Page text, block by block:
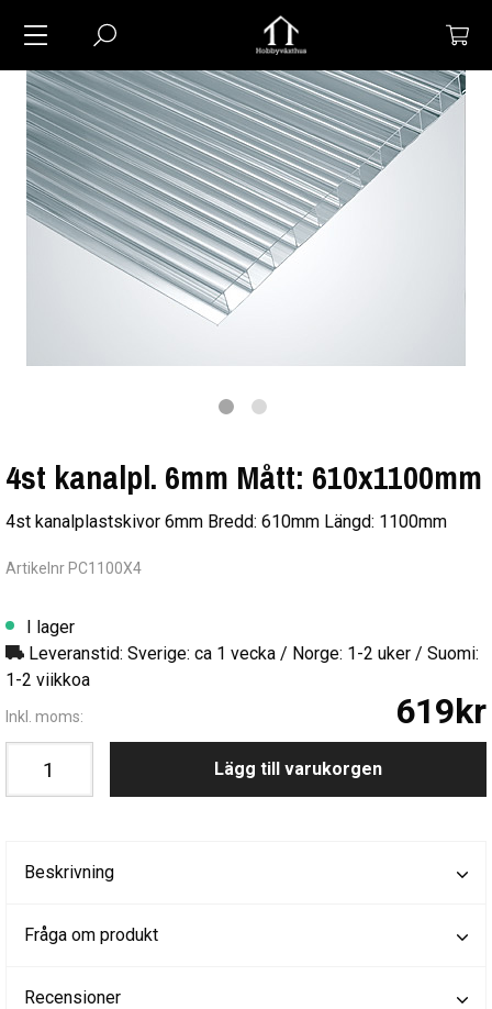
4st kanalpl. 6mm Mått: 610x1100mm
4st kanalplastskivor 6mm Bredd: 610mm Längd: 1100mm
Artikelnr PC1100X4
I lager
Leveranstid: Sverige: ca 1 vecka / Norge: 1-2 uker / Suomi:
1-2 viikkoa
Inkl. moms: 619kr
Lägg till varukorgen
Beskrivning
Fråga om produkt
Recensioner